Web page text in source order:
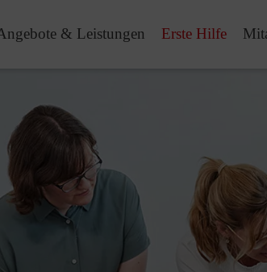
& Leistungen Erste Hilfe